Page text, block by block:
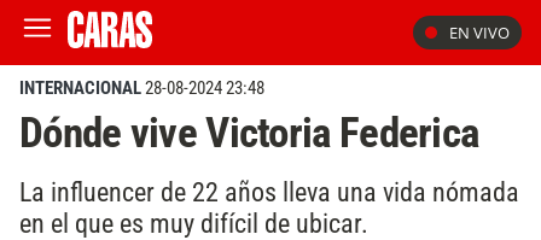
EN VIVO
INTERNACIONAL28-08-2024 23:48
Dónde vive Victoria Federica
La influencer de 22 años lleva una vida nómada
en el que es muy difícil de ubicar.